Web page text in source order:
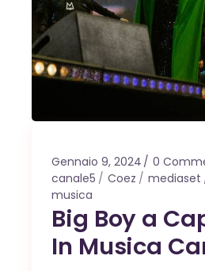
Gennaio 9, 2024 0
canale5
Coez mediaset
musica
Big Boy a
In Musica